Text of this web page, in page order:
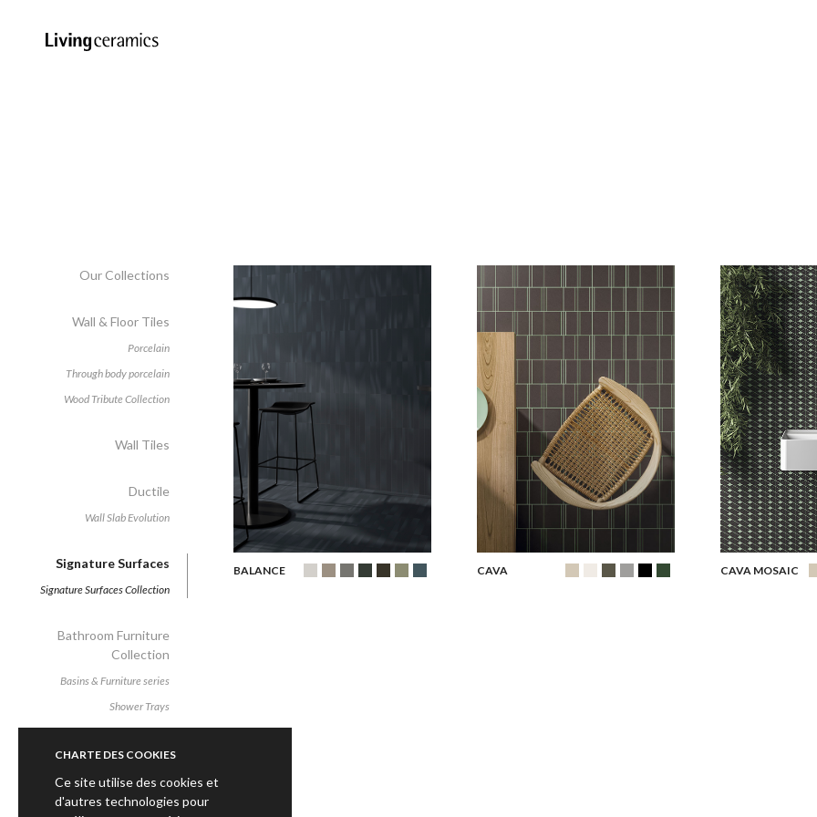
Our Collections
Wall & Floor Tiles
Porcelain
Through body porcelain
Wood Tribute Collection
Wall Tiles
Ductile
Wall Slab Evolution
Signature Surfaces
Signature Surfaces Collection
Bathroom Furniture
Collection
Basins & Furniture series
Shower Trays
BALANCE CAVA CAVA MOSAIC
CHARTE DES COOKIES
Ce site utilise des cookies et
d'autres technologies pour